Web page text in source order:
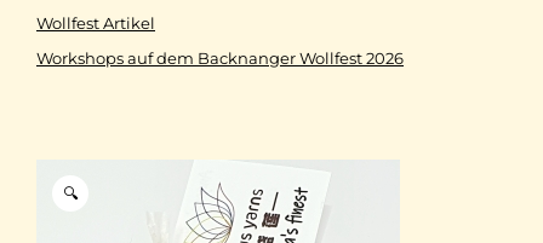
🔍
Wollfest Artikel
Workshops auf dem Backnanger Wollfest 2026